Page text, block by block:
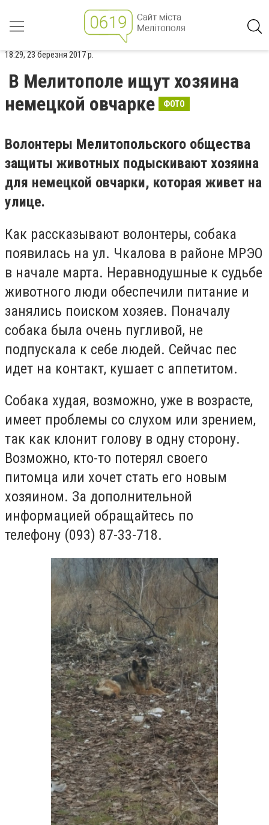
18:29, 23 березня 2017 р.
В Мелитополе ищут хозяина
немецкой овчарке
ФОТО
Волонтеры Мелитопольского общества
защиты животных подыскивают хозяина
для немецкой овчарки, которая живет на
улице.
Как рассказывают волонтеры, собака
появилась на ул. Чкалова в районе МРЭО
в начале марта. Неравнодушные к судьбе
животного люди обеспечили питание и
занялись поиском хозяев. Поначалу
собака была очень пугливой, не
подпускала к себе людей. Сейчас пес
идет на контакт, кушает с аппетитом.
Собака худая, возможно, уже в возрасте,
имеет проблемы со слухом или зрением,
так как клонит голову в одну сторону.
Возможно, кто-то потерял своего
питомца или хочет стать его новым
хозяином. За дополнительной
информацией обращайтесь по
телефону (093) 87-33-718.